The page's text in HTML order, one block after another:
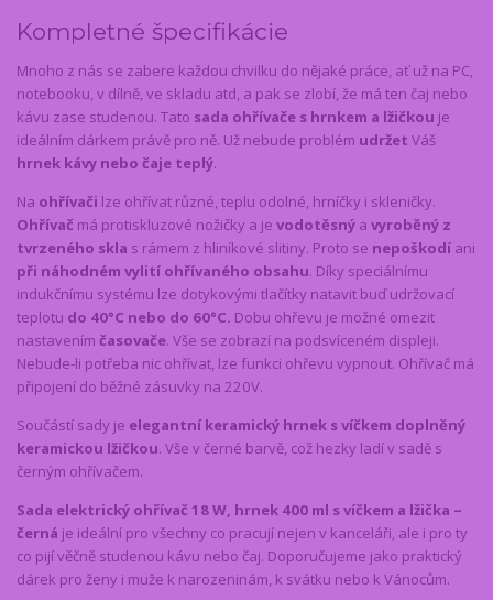
Kompletné špecifikácie
Mnoho z nás se zabere každou chvilku do nějaké práce, ať už na PC,
notebooku, v dílně, ve skladu atd, a pak se zlobí, že má ten čaj nebo
kávu zase studenou. Tato sada ohřívače s hrnkem a lžičkou je
ideálním dárkem právě pro ně. Už nebude problém udržet Váš
hrnek kávy nebo čaje teplý.
Na ohřívači lze ohřívat různé, teplu odolné, hrníčky i skleničky.
Ohřívač má protiskluzové nožičky a je vodotěsný a vyroběný z
tvrzeného skla s rámem z hliníkové slitiny. Proto se nepoškodí ani
při náhodném vylití ohřívaného obsahu. Díky speciálnímu
indukčnímu systému lze dotykovými tlačítky natavit buď udržovací
teplotu do 40°C nebo do 60°C. Dobu ohřevu je možné omezit
nastavením časovače. Vše se zobrazí na podsvíceném displeji.
Nebude-li potřeba nic ohřívat, lze funkci ohřevu vypnout. Ohřívač má
připojení do běžné zásuvky na 220V.
Součástí sady je elegantní keramický hrnek s víčkem doplněný
keramickou lžičkou. Vše v černé barvě, což hezky ladí v sadě s
černým ohřívačem.
Sada elektrický ohřívač 18 W, hrnek 400 ml s víčkem a lžička –
černá je ideální pro všechny co pracují nejen v kanceláři, ale i pro ty
co pijí věčně studenou kávu nebo čaj. Doporučujeme jako praktický
dárek pro ženy i muže k narozeninám, k svátku nebo k Vánocům.